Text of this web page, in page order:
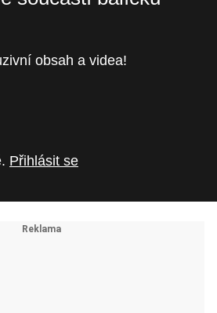
obsah a videa!
Přihlásit se